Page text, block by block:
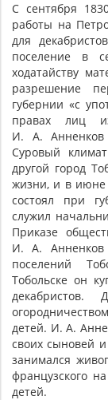
С сентября
работы на
для
поселение в
ходатайству
разрешение
губернии «с
правах лиц
И. А.
Суровый
другой город
жизни, и в июне
состоял при
служил
Приказе
И. А. Анненков
поселений
Тобольске он
декабристов.
детей. И. А.
своих сыновей
занимался
французского
детей.